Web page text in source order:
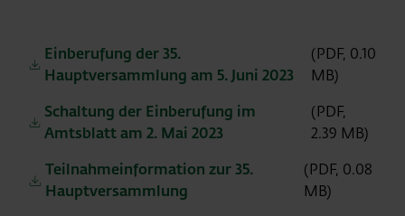
Einberufung der 35.
Hauptversammlung am 5. Juni 2023
(PDF, 0.10
MB)
Schaltung der Einberufung im
Amtsblatt am 2. Mai 2023
(PDF,
2.39 MB)
Teilnahmeinformation zur 35.
Hauptversammlung
(PDF, 0.08
MB)